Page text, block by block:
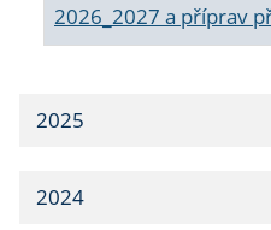
2026_2027 a příprav
2025
2024